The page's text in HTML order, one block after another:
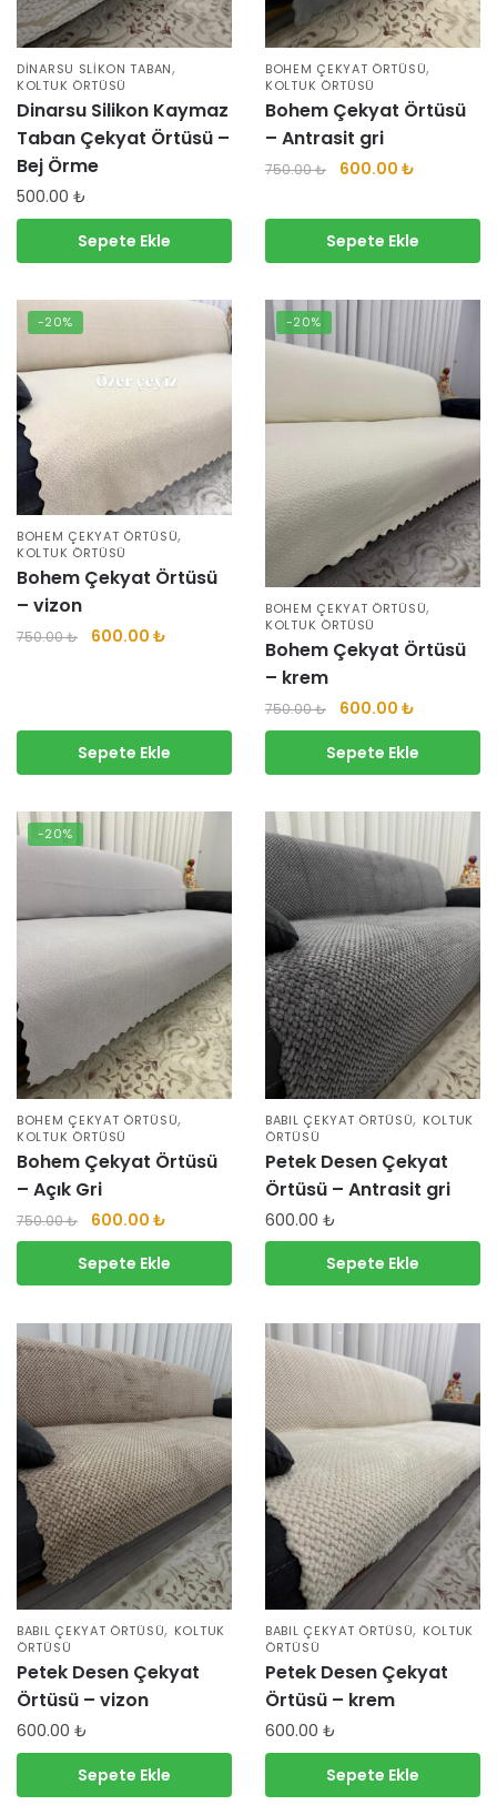
DINARSU SLIKON TABAN,
KOLTUK ÖRTÜSÜ
Dinarsu Silikon Kaymaz
Taban Çekyat Örtüsü –
Bej Örme
500.00 ₺
Sepete Ekle
BOHEM ÇEKYAT ÖRTÜSÜ,
KOLTUK ÖRTÜSÜ
Bohem Çekyat Örtüsü
– Antrasit gri
750.00₺ 600.00 ₺
Sepete Ekle
-20%
BOHEM ÇEKYAT ÖRTÜSÜ,
KOLTUK ÖRTÜSÜ
Bohem Çekyat Örtüsü
– vizon
750.00₺ 600.00 ₺
Sepete Ekle
-20%
BOHEM ÇEKYAT ÖRTÜSÜ,
KOLTUK ÖRTÜSÜ
Bohem Çekyat Örtüsü
– krem
750.00₺ 600.00 ₺
Sepete Ekle
-20%
BOHEM ÇEKYAT ÖRTÜSÜ,
KOLTUK ÖRTÜSÜ
Bohem Çekyat Örtüsü
– Açık Gri
750.00₺ 600.00 ₺
Sepete Ekle
BABIL ÇEKYAT ÖRTÜSÜ, KOLTUK
ÖRTÜSÜ
Petek Desen Çekyat
Örtüsü – Antrasit gri
600.00 ₺
Sepete Ekle
BABIL ÇEKYAT ÖRTÜSÜ, KOLTUK
ÖRTÜSÜ
Petek Desen Çekyat
Örtüsü – vizon
600.00 ₺
Sepete Ekle
BABIL ÇEKYAT ÖRTÜSÜ, KOLTUK
ÖRTÜSÜ
Petek Desen Çekyat
Örtüsü – krem
600.00 ₺
Sepete Ekle